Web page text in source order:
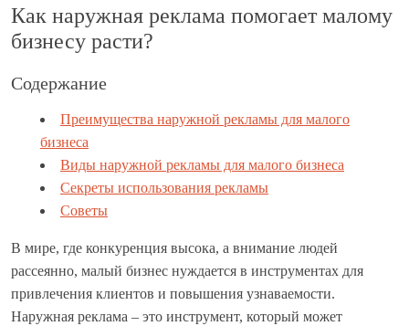
Как наружная реклама помогает малому
бизнесу расти?
Содержание
Преимущества наружной рекламы для малого
бизнеса
Виды наружной рекламы для малого бизнеса
Секреты использования рекламы
Советы
В мире, где конкуренция высока, а внимание людей
рассеянно, малый бизнес нуждается в инструментах для
привлечения клиентов и повышения узнаваемости.
Наружная реклама – это инструмент, который может